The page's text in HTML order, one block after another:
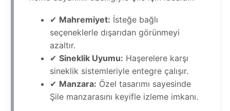
✔ Mahremiyet: İsteğe bağlı
seçeneklerle dışarıdan görünmeyi
azaltır.
✔ Sineklik Uyumu: Haşerelere karşı
sineklik sistemleriyle entegre çalışır.
✔ Manzara: Özel tasarımı sayesinde
Şile manzarasını keyifle izleme imkanı.